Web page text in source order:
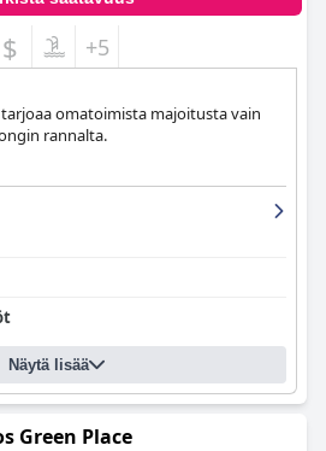
$ +5
omatoimista majoitusta vain
rannalta.
Näytä lisää
Green Place